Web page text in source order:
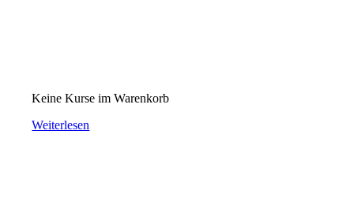
Keine Kurse im Warenkorb
Weiterlesen